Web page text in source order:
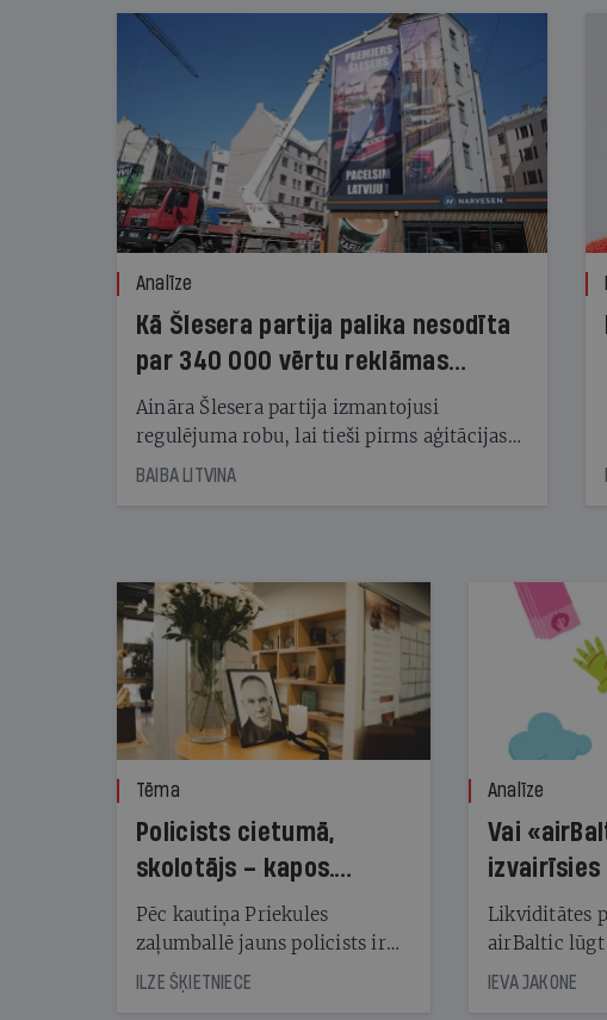
Analīze
Kā Šlesera partija palika nesodīta
par 340 000 vērtu reklāmas
kampaņu
Aināra Šlesera partija izmantojusi
regulējuma robu, lai tieši pirms aģitācijas
starta izreklamētos par summu, kas
BAIBA LITVINA
Tēma
Policists cietumā,
skolotājs – kapos.
Reibuma cena Priekulē
Pēc kautiņa Priekules
zaļumballē jauns policists ir
nonācis cietumā, bet
cienījams pedagogs — kapos.
ILZE ŠĶIETNIECE
Analīze
Vai
Likviditātes
airBaltic
obligāciju
IEVA JAKONE